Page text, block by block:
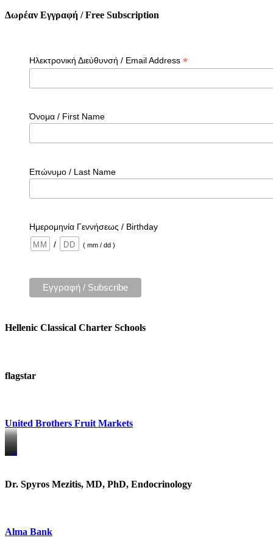
Δωρέαν Εγγραφή / Free Subscription
Ηλεκτρονική Διεύθυνσή / Email Address *
Όνομα / First Name
Επώνυμο / Last Name
Ημερομηνία Γεννήσεως / Birthday
/
( mm / dd )
Hellenic Classical Charter Schools
flagstar
United Brothers Fruit Markets
https://www.unitedbrothersfruitmarkets.com/
https://www.unitedbrothersfruitmarkets.com/
Dr. Spyros Mezitis, MD, PhD, Endocrinology
Alma Bank